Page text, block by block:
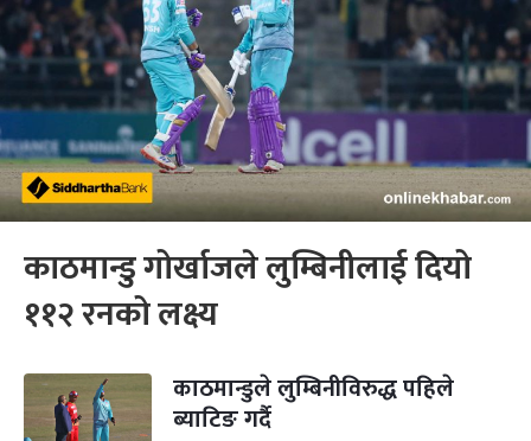
काठमान्डु गोर्खाजले लुम्बिनीलाई दियो
११२ रनको लक्ष्य
काठमान्डुले लुम्बिनीविरुद्ध पहिले
ब्याटिङ गर्दै